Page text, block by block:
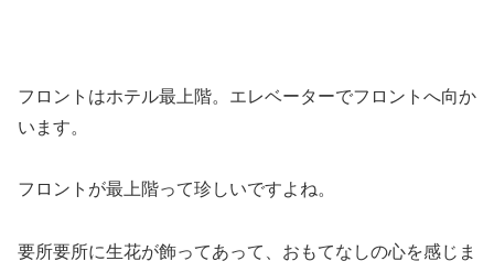
フロントはホテル最上階。エレベーターでフロントへ向か
います。
フロントが最上階って珍しいですよね。
要所要所に生花が飾ってあって、おもてなしの心を感じま